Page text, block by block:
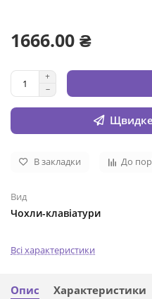
1666.00 ₴
В закладки До
Вид
Чохли-клавіатури
Всі характеристики
Опис Характеристики